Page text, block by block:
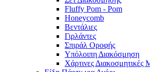
Fluffy Pom - Pom
Honeycomb
Βεντάλιες
Γιρλάντες
Σπιράλ Οροφής
Υπόλοιπη Διακόσμηση
Χάρτινες Διακοσμητικές